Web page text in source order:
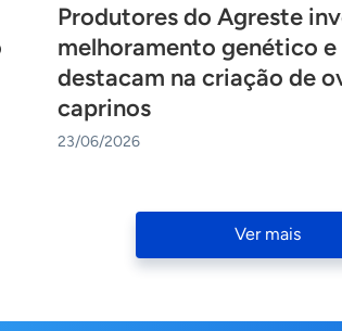
Produtores do Agreste
melhoramento genético e
destacam na criação de
caprinos
23/06/2026
Ver mais